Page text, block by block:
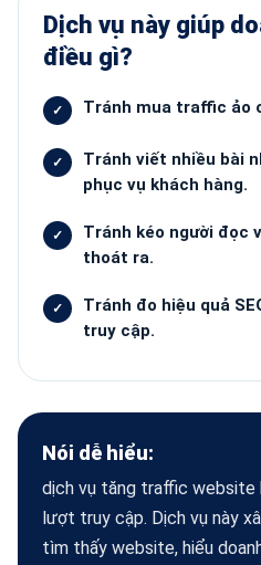
Dịch vụ này giúp
điều gì?
Tránh mua traffic ảo
Tránh viết nhiều bài
phục vụ khách hàng.
Tránh kéo người đọc
thoát ra.
Tránh đo hiệu quả
truy cập.
Nói dễ hiểu:
dịch vụ tăng traffic website
lượt truy cập. Dịch vụ này
tìm thấy website, hiểu